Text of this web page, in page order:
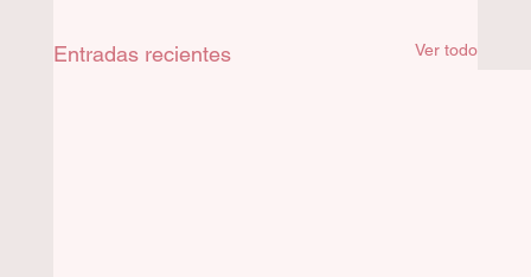
Entradas recientes Ver todo